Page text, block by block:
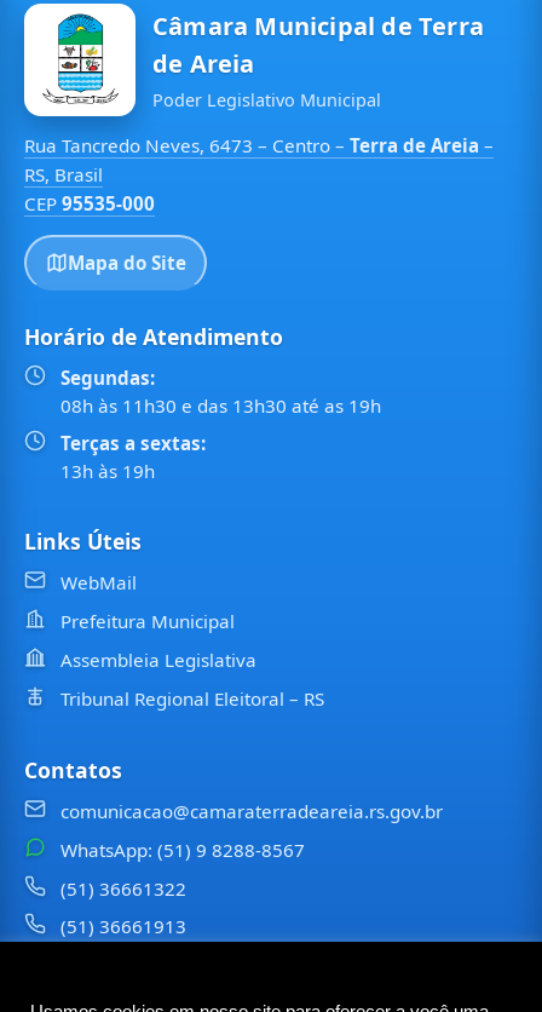
Câmara Municipal de Terra
de Areia
Poder Legislativo Municipal
Rua Tancredo Neves, 6473 – Centro – Terra de Areia –
RS, Brasil
CEP 95535-000
Mapa do Site
Horário de Atendimento
Segundas:
08h às 11h30 e das 13h30 até as 19h
Terças a sextas:
13h às 19h
Links Úteis
WebMail
Prefeitura Municipal
Assembleia Legislativa
Tribunal Regional Eleitoral – RS
Contatos
comunicacao@camaraterradeareia.rs.gov.br
WhatsApp: (51) 9 8288-8567
(51) 36661322
(51) 36661913